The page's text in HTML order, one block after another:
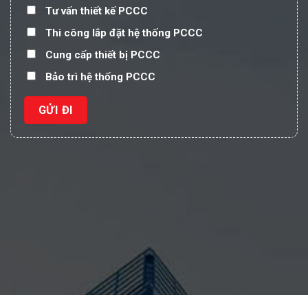
Tư vấn thiết kế PCCC
Thi công lắp đặt hệ thống PCCC
Cung cấp thiết bị PCCC
Bảo trì hệ thống PCCC